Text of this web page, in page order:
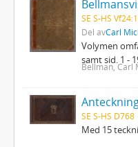
SE S-HS Vf24:1
Del avCarl
Volymen
samt sid. 1 -
Bellman, Carl
SE S-HS D768
Med 15